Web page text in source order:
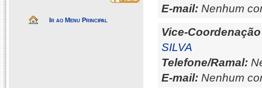
Ir ao Menu Principal
E-mail: Nenhum
Vice-
SILVA
Telefone/Ramal:
E-mail: Nenhum